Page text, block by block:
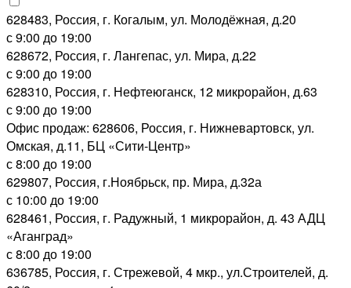
628483, Россия, г. Когалым, ул. Молодёжная, д.20
с 9:00 до 19:00
628672, Россия, г. Лангепас, ул. Мира, д.22
с 9:00 до 19:00
628310, Россия, г. Нефтеюганск, 12 микрорайон, д.63
с 9:00 до 19:00
Офис продаж: 628606, Россия, г. Нижневартовск, ул.
Омская, д.11, БЦ «Сити-Центр»
с 8:00 до 19:00
629807, Россия, г.Ноябрьск, пр. Мира, д.32а
с 10:00 до 19:00
628461, Россия, г. Радужный, 1 микрорайон, д. 43 АДЦ
«Аганград»
с 8:00 до 19:00
636785, Россия, г. Стрежевой, 4 мкр., ул.Строителей, д.